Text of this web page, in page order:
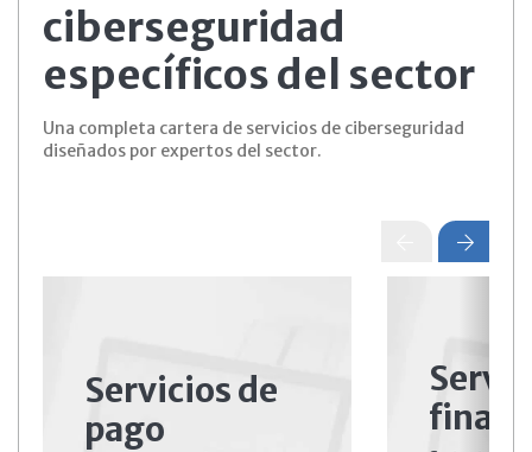
ciberseguridad
específicos del sector
Una completa cartera de servicios de ciberseguridad
diseñados por expertos del sector.
Servicios de
pago